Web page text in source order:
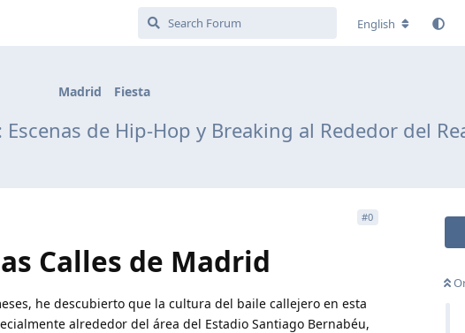
English
Madrid Fiesta
de Hip-Hop y Breaking al Rededor del
#0
Calles de Madrid
he descubierto que la cultura del baile callejero en esta
alrededor del área del Estadio Santiago Bernabéu,